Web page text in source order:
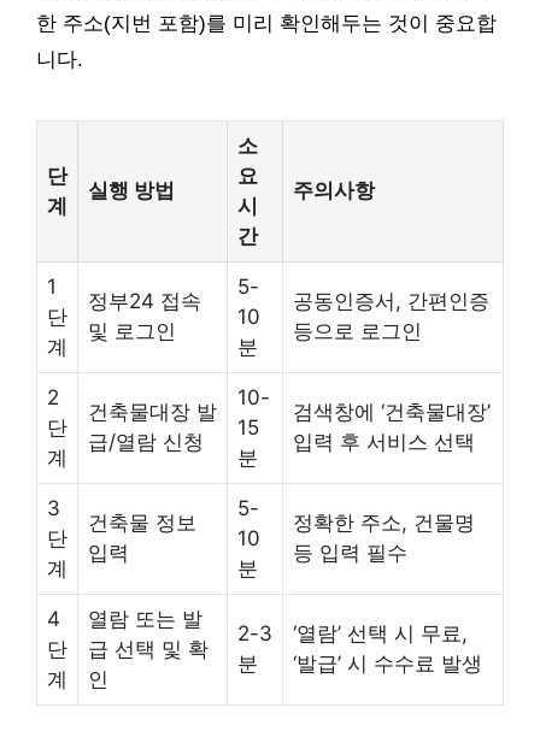
한 주소(지번 포함)를 미리 확인해두는 것이 중요합
니다.
단
계
실행 방법
소
요
시
간
주의사항
1
단
계
정부24 접속
및 로그인
5-
10
분
공동인증서, 간편인증
등으로 로그인
2
단
계
건축물대장 발
급/열람 신청
10-
15
분
검색창에 ‘건축물대장’
입력 후 서비스 선택
3
단
계
건축물 정보
입력
5-
10
분
정확한 주소, 건물명
등 입력 필수
4
단
계
열람 또는 발
급 선택 및 확
인
2-3
분
‘열람’ 선택 시 무료,
‘발급’ 시 수수료 발생